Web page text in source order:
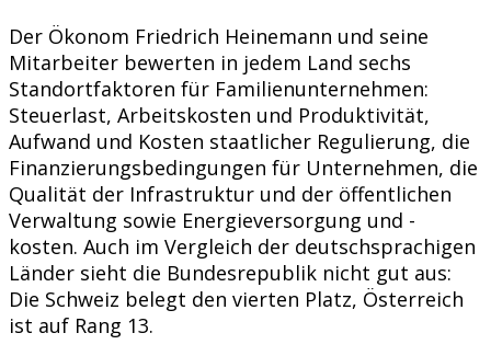
Der Ökonom Friedrich Heinemann und seine
Mitarbeiter bewerten in jedem Land sechs
Standortfaktoren für Familienunternehmen:
Steuerlast, Arbeitskosten und Produktivität,
Aufwand und Kosten staatlicher Regulierung, die
Finanzierungsbedingungen für Unternehmen, die
Qualität der Infrastruktur und der öffentlichen
Verwaltung sowie Energieversorgung und -
kosten. Auch im Vergleich der deutschsprachigen
Länder sieht die Bundesrepublik nicht gut aus:
Die Schweiz belegt den vierten Platz, Österreich
ist auf Rang 13.